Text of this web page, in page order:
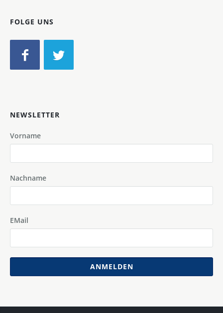
FOLGE UNS
NEWSLETTER
Vorname
Nachname
EMail
ANMELDEN